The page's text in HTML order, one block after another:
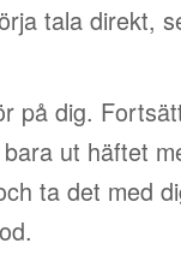
tala direkt,
på dig.
ut häftet
ta det med